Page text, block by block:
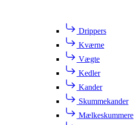
Drippers
Kværne
Vægte
Kedler
Kander
Skummekander
Mælkeskummere